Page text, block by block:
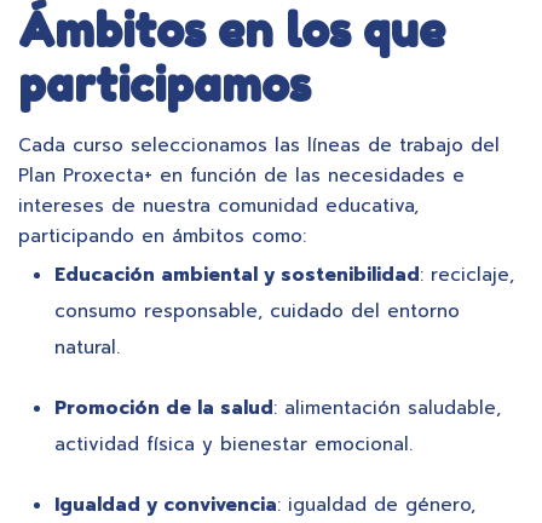
Ámbitos en los que
participamos
Cada curso seleccionamos las líneas de trabajo del
Plan Proxecta+ en función de las necesidades e
intereses de nuestra comunidad educativa,
participando en ámbitos como:
Educación ambiental y sostenibilidad: reciclaje,
consumo responsable, cuidado del entorno
natural.
Promoción de la salud: alimentación saludable,
actividad física y bienestar emocional.
Igualdad y convivencia: igualdad de género,